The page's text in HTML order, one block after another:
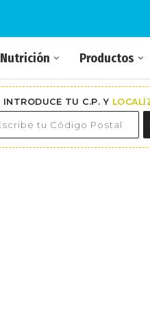
Nutrición Productos
INTRODUCE TU C.P. Y